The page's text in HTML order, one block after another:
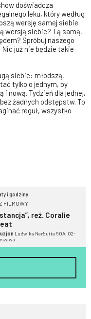
doświadcza
leku, który według
wersję samej siebie.
wersją siebie? Tą samą,
Spróbuj naszego
już nie będzie takie
siebie: młodszą,
tylko o jednym, by
nową. Tydzień dla jednej,
żadnych odstępstw. To
reguł, wszystko
i godziny
FILMOWY
reż. Coralie
Ludwika Narbutta 50A, 02-